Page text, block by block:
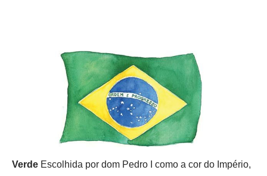
Verde Escolhida por dom Pedro I como a cor do Império,